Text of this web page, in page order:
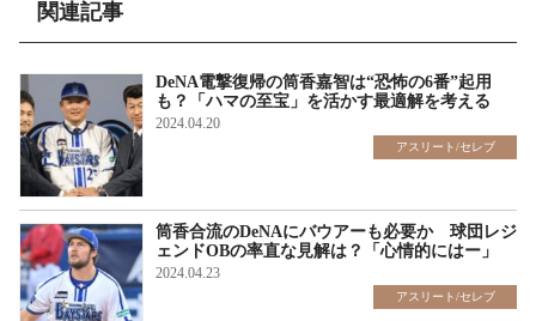
関連記事
DeNA電撃復帰の筒香嘉智は“恐怖の6番”起用
も？「ハマの至宝」を活かす最適解を考える
2024.04.20
アスリート/セレブ
筒香合流のDeNAにバウアーも必要か 球団レジ
ェンドOBの率直な見解は？「心情的にはー」
2024.04.23
アスリート/セレブ